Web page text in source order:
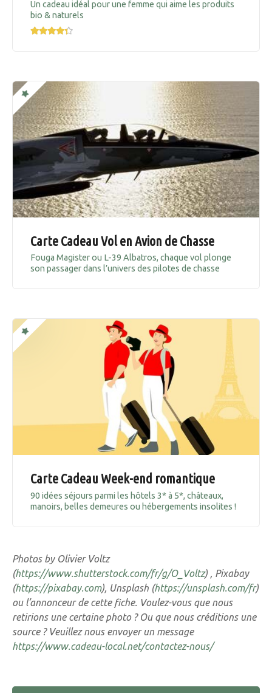
Un cadeau idéal pour une femme qui aime les produits
bio & naturels
Carte Cadeau Vol en Avion de Chasse
Fouga Magister ou L-39 Albatros, chaque vol plonge
son passager dans l’univers des pilotes de chasse
Carte Cadeau Week-end romantique
90 idées séjours parmi les hôtels 3* à 5*, châteaux,
manoirs, belles demeures ou hébergements insolites !
Photos by Olivier Voltz
(https://www.shutterstock.com/fr/g/O_Voltz) , Pixabay
(https://pixabay.com), Unsplash (https://unsplash.com/fr)
ou l’annonceur de cette fiche. Voulez-vous que nous
retirions une certaine photo ? Ou que nous créditions une
source ? Veuillez nous envoyer un message
https://www.cadeau-local.net/contactez-nous/